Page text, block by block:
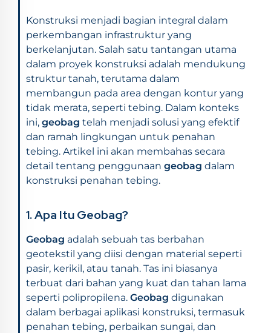
Konstruksi menjadi bagian integral dalam
perkembangan infrastruktur yang
berkelanjutan. Salah satu tantangan utama
dalam proyek konstruksi adalah mendukung
struktur tanah, terutama dalam
membangun pada area dengan kontur yang
tidak merata, seperti tebing. Dalam konteks
ini, geobag telah menjadi solusi yang efektif
dan ramah lingkungan untuk penahan
tebing. Artikel ini akan membahas secara
detail tentang penggunaan geobag dalam
konstruksi penahan tebing.
1. Apa Itu Geobag?
Geobag adalah sebuah tas berbahan
geotekstil yang diisi dengan material seperti
pasir, kerikil, atau tanah. Tas ini biasanya
terbuat dari bahan yang kuat dan tahan lama
seperti polipropilena. Geobag digunakan
dalam berbagai aplikasi konstruksi, termasuk
penahan tebing, perbaikan sungai, dan